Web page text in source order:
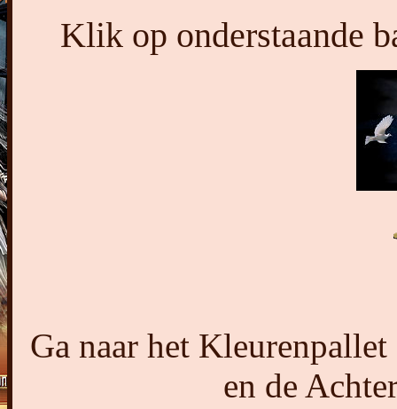
Klik op onderstaande
Ga naar het
en de